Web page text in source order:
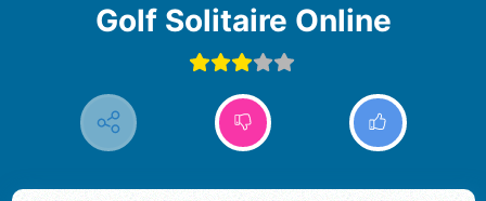
Golf Solitaire Online